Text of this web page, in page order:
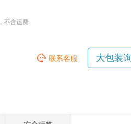
，不含运费
联系客服 大包装